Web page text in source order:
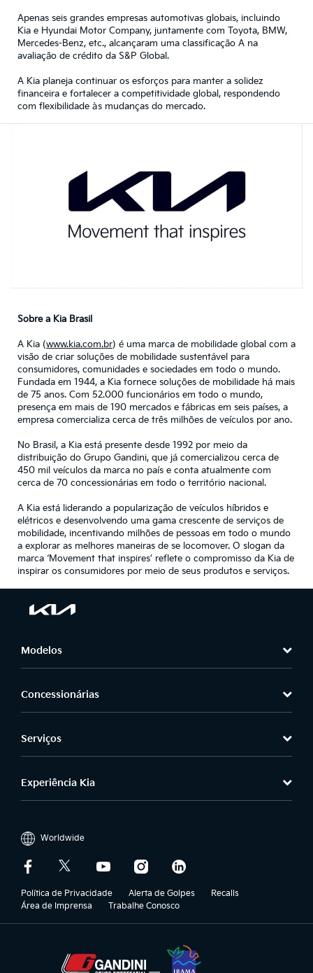
Apenas seis grandes empresas automotivas globais, incluindo
Kia e Hyundai Motor Company, juntamente com Toyota, BMW,
Mercedes-Benz, etc., alcançaram uma classificação A na
avaliação de crédito da S&P Global.
A Kia planeja continuar os esforços para manter a solidez
financeira e fortalecer a competitividade global, respondendo
com flexibilidade às mudanças do mercado.
Sobre a Kia Brasil
A Kia (www.kia.com.br) é uma marca de mobilidade global com a
visão de criar soluções de mobilidade sustentável para
consumidores, comunidades e sociedades em todo o mundo.
Fundada em 1944, a Kia fornece soluções de mobilidade há mais
de 75 anos. Com 52.000 funcionários em todo o mundo,
presença em mais de 190 mercados e fábricas em seis países, a
empresa comercializa cerca de três milhões de veículos por ano.
No Brasil, a Kia está presente desde 1992 por meio da
distribuição do Grupo Gandini, que já comercializou cerca de
450 mil veículos da marca no país e conta atualmente com
cerca de 70 concessionárias em todo o território nacional.
A Kia está liderando a popularização de veículos híbridos e
elétricos e desenvolvendo uma gama crescente de serviços de
mobilidade, incentivando milhões de pessoas em todo o mundo
a explorar as melhores maneiras de se locomover. O slogan da
marca ‘Movement that inspires’ reflete o compromisso da Kia de
inspirar os consumidores por meio de seus produtos e serviços.
Modelos
Concessionárias
Serviços
Experiência Kia
Worldwide
Política de Privacidade Alerta de Golpes
Recalls
Área de Imprensa
Trabalhe Conosco